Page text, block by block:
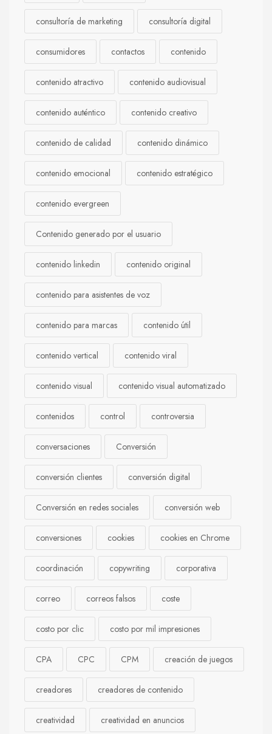
consultoría de marketing consultoría digital
consumidores contactos contenido
contenido atractivo contenido audiovisual
contenido auténtico contenido creativo
contenido de calidad contenido dinámico
contenido emocional contenido estratégico
contenido evergreen
Contenido generado por el usuario
contenido linkedin contenido original
contenido para asistentes de voz
contenido para marcas contenido útil
contenido vertical contenido viral
contenido visual contenido visual automatizado
contenidos control controversia
conversaciones Conversión
conversión clientes conversión digital
Conversión en redes sociales conversión web
conversiones cookies cookies en Chrome
coordinación copywriting corporativa
correo correos falsos coste
costo por clic costo por mil impresiones
CPA CPC CPM creación de juegos
creadores creadores de contenido
creatividad creatividad en anuncios